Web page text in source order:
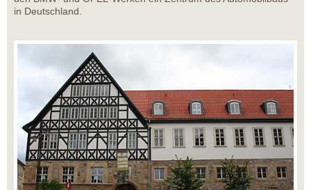
in Deutschland.